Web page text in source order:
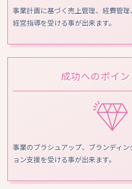
事業計画に基づく売上管理、経費管理
経営指導を受ける事が出来ます。
成功へのポイン
事業のブラシュアップ、ブランディ
ョン支援を受ける事が出来ます。